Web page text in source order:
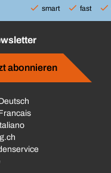
smart fast
abonnieren